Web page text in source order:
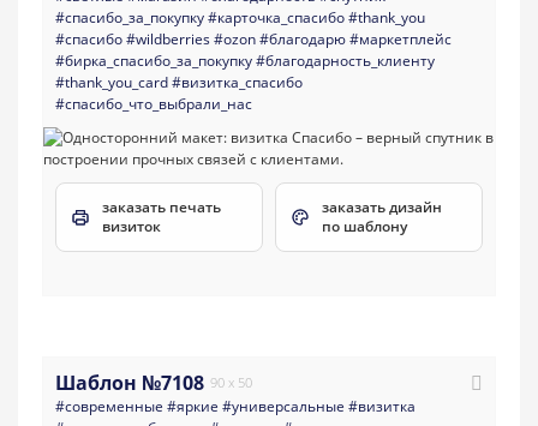
#спасибо_за_покупку#карточка_спасибо#thank_you
#спасибо#wildberries#ozon#благодарю#маркетплейс
#бирка_спасибо_за_покупку#благодарность_клиенту
#thank_you_card#визитка_спасибо
#спасибо_что_выбрали_нас
заказать печать
визиток
заказать дизайн
по шаблону
Шаблон №7108 90 x 50
#современные #яркие #универсальные #визитка